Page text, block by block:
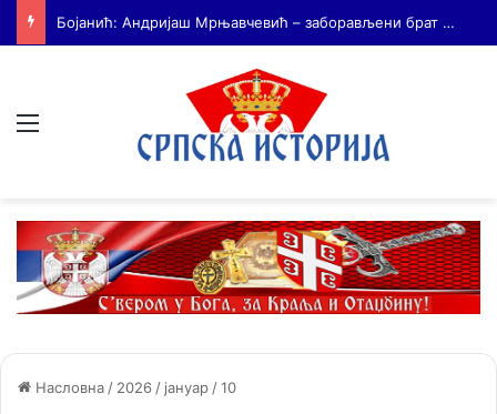
На Дражин дан у Лондону обележено 80. година од мучког убиства генерала Драгољуба Драже Михаиловића
Насловна / 2026 / јануар /10